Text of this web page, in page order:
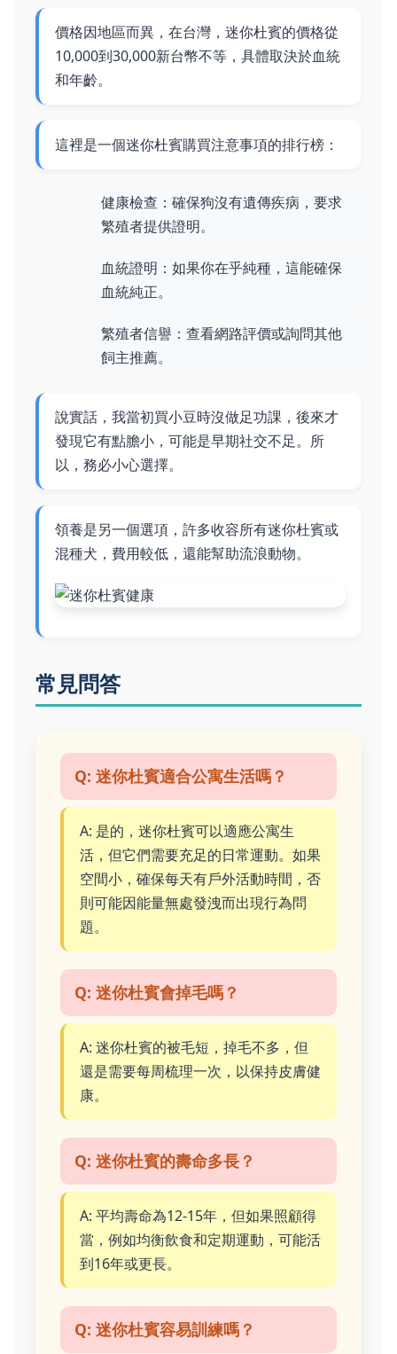
價格因地區而異，在台灣，迷你杜賓的價格從
10,000到30,000新台幣不等，具體取決於血統
和年齡。
這裡是一個迷你杜賓購買注意事項的排行榜：
健康檢查：確保狗沒有遺傳疾病，要求
繁殖者提供證明。
血統證明：如果你在乎純種，這能確保
血統純正。
繁殖者信譽：查看網路評價或詢問其他
飼主推薦。
說實話，我當初買小豆時沒做足功課，後來才
發現它有點膽小，可能是早期社交不足。所
以，務必小心選擇。
領養是另一個選項，許多收容所有迷你杜賓或
混種犬，費用較低，還能幫助流浪動物。
常見問答
Q: 迷你杜賓適合公寓生活嗎？
A: 是的，迷你杜賓可以適應公寓生
活，但它們需要充足的日常運動。如果
空間小，確保每天有戶外活動時間，否
則可能因能量無處發洩而出現行為問
題。
Q: 迷你杜賓會掉毛嗎？
A: 迷你杜賓的被毛短，掉毛不多，但
還是需要每周梳理一次，以保持皮膚健
康。
Q: 迷你杜賓的壽命多長？
A: 平均壽命為12-15年，但如果照顧得
當，例如均衡飲食和定期運動，可能活
到16年或更長。
Q: 迷你杜賓容易訓練嗎？